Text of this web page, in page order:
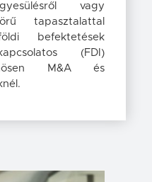
vagy
tapasztalattal
befektetések
(FDI)
M&A és